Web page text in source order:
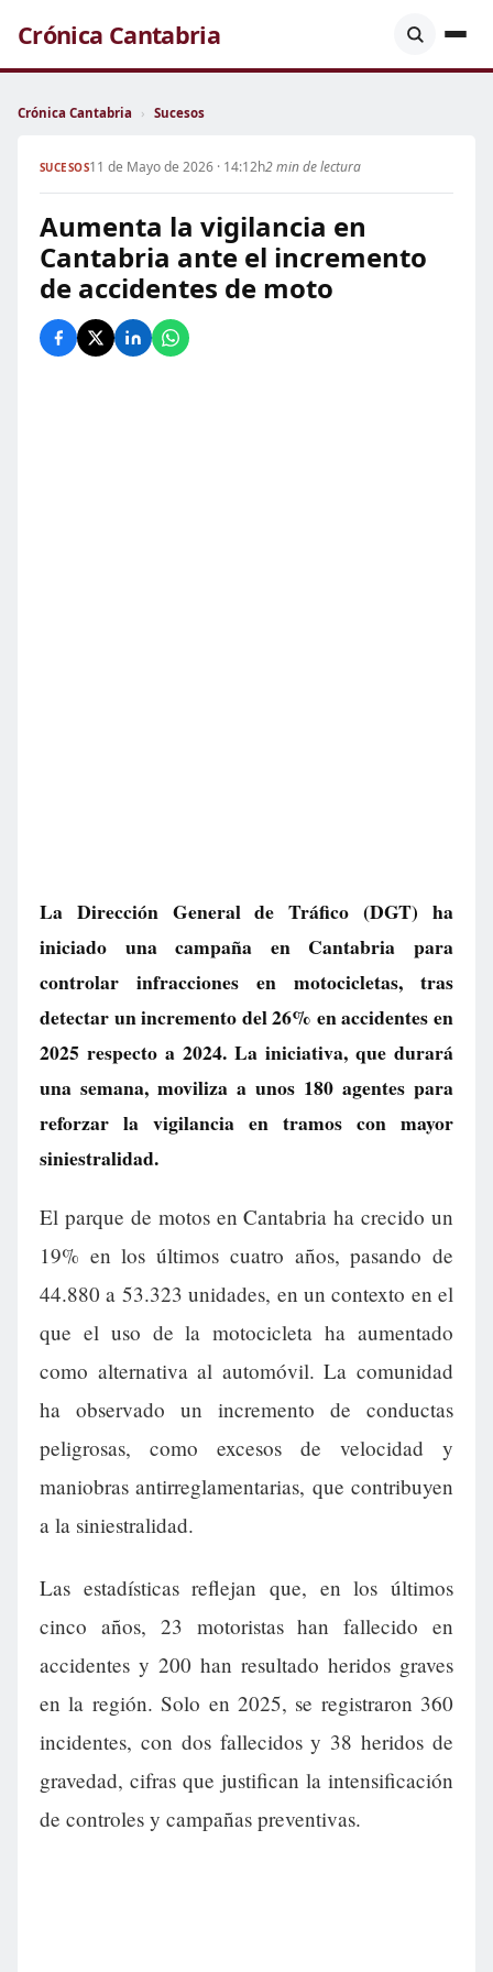
Crónica Cantabria
Crónica Cantabria › Sucesos
SUCESOS11 de Mayo de 2026 · 14:12h2 min de lectura
Aumenta la vigilancia en
Cantabria ante el incremento
de accidentes de moto
La Dirección General de Tráfico (DGT) ha
iniciado una campaña en Cantabria para
controlar infracciones en motocicletas, tras
detectar un incremento del 26% en accidentes en
2025 respecto a 2024. La iniciativa, que durará
una semana, moviliza a unos 180 agentes para
reforzar la vigilancia en tramos con mayor
siniestralidad.
El parque de motos en Cantabria ha crecido un
19% en los últimos cuatro años, pasando de
44.880 a 53.323 unidades, en un contexto en el
que el uso de la motocicleta ha aumentado
como alternativa al automóvil. La comunidad
ha observado un incremento de conductas
peligrosas, como excesos de velocidad y
maniobras antirreglamentarias, que contribuyen
a la siniestralidad.
Las estadísticas reflejan que, en los últimos
cinco años, 23 motoristas han fallecido en
accidentes y 200 han resultado heridos graves
en la región. Solo en 2025, se registraron 360
incidentes, con dos fallecidos y 38 heridos de
gravedad, cifras que justifican la intensificación
de controles y campañas preventivas.